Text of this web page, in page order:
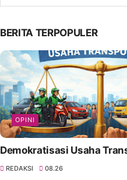
BERITA TERPOPULER
OPINI
Demokratisasi Usaha
REDAKSI 08.26